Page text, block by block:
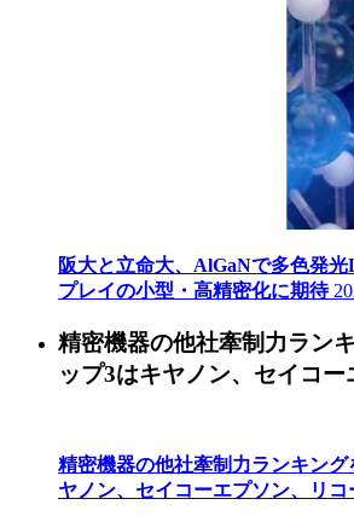
阪大と立命大、AlGaNで多色発
プレイの小型・高精密化に期待
精密機器の他社牽制力ラン
ップ3はキヤノン、セイコ
精密機器の他社牽制力ランキン
ヤノン、セイコーエプソン、リコ